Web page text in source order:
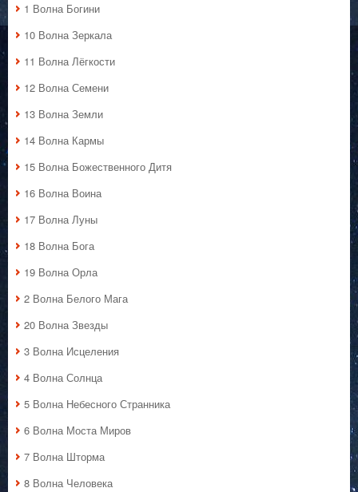
1 Волна Богини
10 Волна Зеркала
11 Волна Лёгкости
12 Волна Семени
13 Волна Земли
14 Волна Кармы
15 Волна Божественного Дитя
16 Волна Воина
17 Волна Луны
18 Волна Бога
19 Волна Орла
2 Волна Белого Мага
20 Волна Звезды
3 Волна Исцеления
4 Волна Солнца
5 Волна Небесного Странника
6 Волна Моста Миров
7 Волна Шторма
8 Волна Человека